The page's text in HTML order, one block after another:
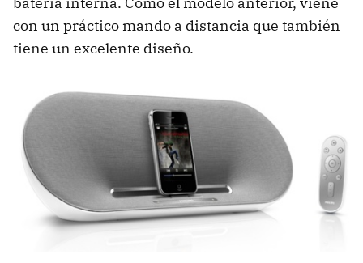
con un práctico mando a distancia que también
tiene un excelente diseño.